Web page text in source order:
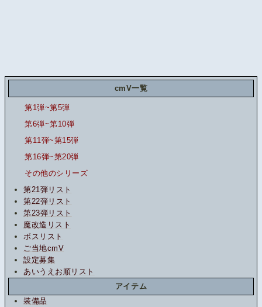
cmV一覧
第1弾~第5弾
第6弾~第10弾
第11弾~第15弾
第16弾~第20弾
その他のシリーズ
第21弾リスト
第22弾リスト
第23弾リスト
魔改造リスト
ボスリスト
ご当地cmV
設定募集
あいうえお順リスト
アイテム
装備品